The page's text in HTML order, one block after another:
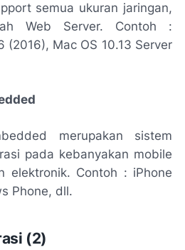
semua ukuran jaringan,
Web Server. Contoh :
(2016), Mac OS 10.13 Server
merupakan sistem
pada kebanyakan mobile
elektronik. Contoh : iPhone
Phone, dll.
(2)